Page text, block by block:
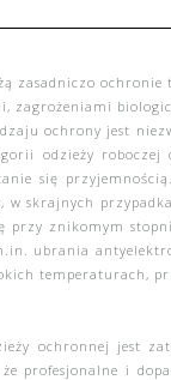
zasadniczo
zagrożeniami
ochrony jest
odzieży roboczej
się
w skrajnych
przy znikomym
ubrania
temperaturach,
ochronnej jest
profesjonalne i